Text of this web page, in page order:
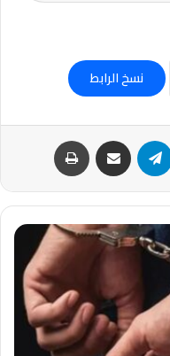
نسخ الرابط
واتساب تيلقرام مشاركة عبر البريد